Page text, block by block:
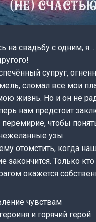
на свадьбу с одним, я…
супруг,
сломал все мои
жизнь. Но и он не
нам предстоит
чтобы
узы.
отомстить, когда
закончится. Только кто
окажется
чувствам
и горячий герой